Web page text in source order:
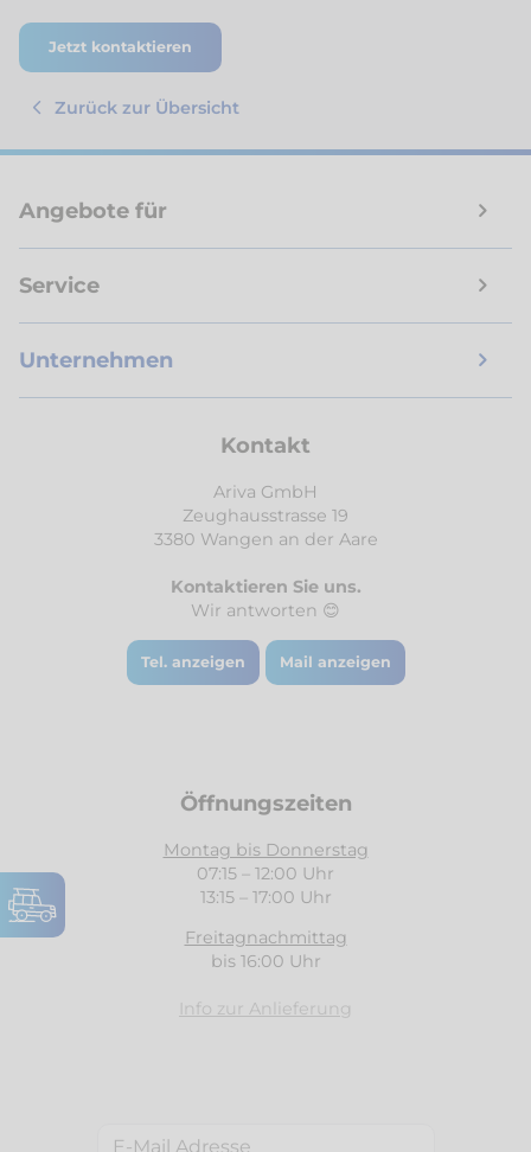
Jetzt kontaktieren
Zurück zur Übersicht
Angebote für
Service
Unternehmen
Kontakt
Ariva GmbH
Zeughausstrasse 19
3380 Wangen an der Aare
Kontaktieren Sie uns.
Wir antworten 😊
Tel. anzeigen Mail anzeigen
Öffnungszeiten
Montag bis Donnerstag
07:15 – 12:00 Uhr
13:15 – 17:00 Uhr
Freitagnachmittag
bis 16:00 Uhr
Info zur Anlieferung